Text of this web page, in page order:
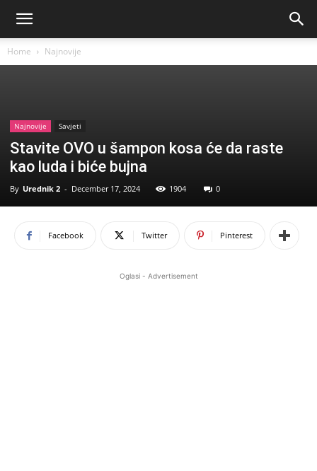
Home Najnovije
Najnovije Savjeti
Stavite OVO u šampon kosa će da raste
kao luda i biće bujna
By Urednik 2 - December 17, 2024 1904 0
Facebook Twitter Pinterest
Oglasi - Advertisement